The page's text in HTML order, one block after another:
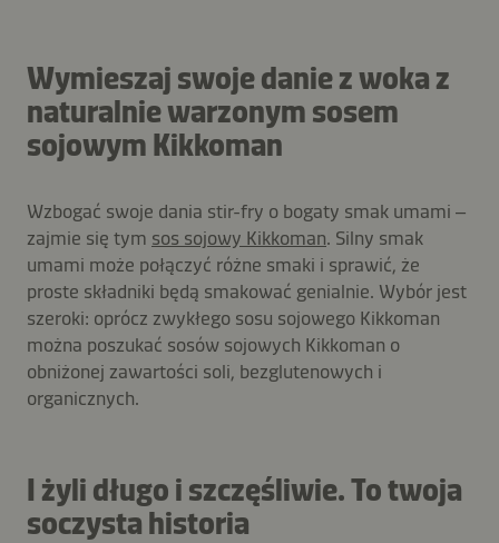
Wymieszaj swoje danie z woka z
naturalnie warzonym sosem
sojowym Kikkoman
Wzbogać swoje dania stir-fry o bogaty smak umami –
zajmie się tym sos sojowy Kikkoman. Silny smak
umami może połączyć różne smaki i sprawić, że
proste składniki będą smakować genialnie. Wybór jest
szeroki: oprócz zwykłego sosu sojowego Kikkoman
można poszukać sosów sojowych Kikkoman o
obniżonej zawartości soli, bezglutenowych i
organicznych.
I żyli długo i szczęśliwie. To twoja
soczysta historia